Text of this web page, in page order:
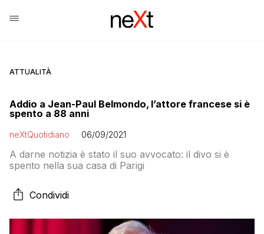
ATTUALITÀ
Addio a Jean-Paul Belmondo, l’attore francese si è
spento a 88 anni
neXtQuotidiano 06/09/2021
A darne notizia è stato il suo avvocato: il divo si è
spento nella sua casa di Parigi
Condividi